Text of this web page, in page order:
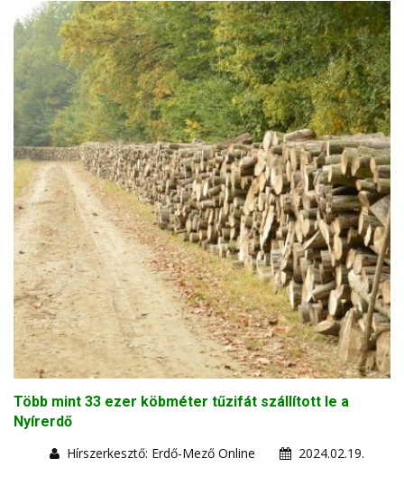
Több mint 33 ezer köbméter tűzifát szállított le a
Nyírerdő
Hírszerkesztő: Erdő-Mező Online
2024.02.19.